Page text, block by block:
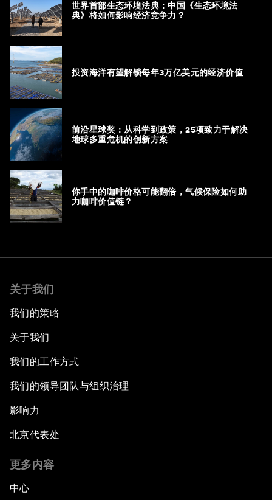
世界首部生态环境法典：中国《生态环境法
典》将如何影响经济竞争力？
投资海洋有望解锁每年3万亿美元的经济价值
前沿星球奖：从科学到政策，25项致力于解决
地球多重危机的创新方案
你手中的咖啡价格可能翻倍，气候保险如何助
力咖啡价值链？
关于我们
我们的策略
关于我们
我们的工作方式
我们的领导团队与组织治理
影响力
北京代表处
更多内容
中心